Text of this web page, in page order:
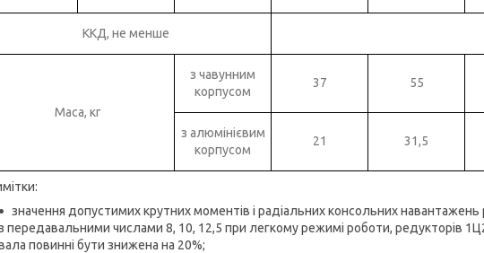
ККД, не менше
Маса, кг
з чавунним
корпусом
37 55
з алюмінієвим
корпусом
21 31,5
значення допустимих крутних моментів і радіальних консольних
передавальними числами 8, 10, 12,5 при легкому режимі роботи, редукторів
повинні бути знижена на 20%;